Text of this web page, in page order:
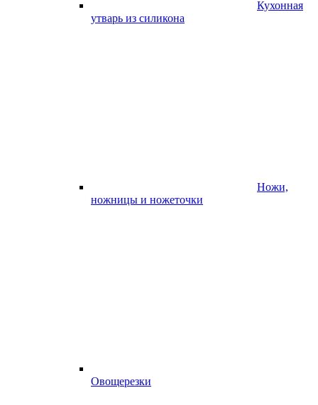
Кухонная
утварь из силикона
Ножи,
ножницы и ножеточки
Овощерезки